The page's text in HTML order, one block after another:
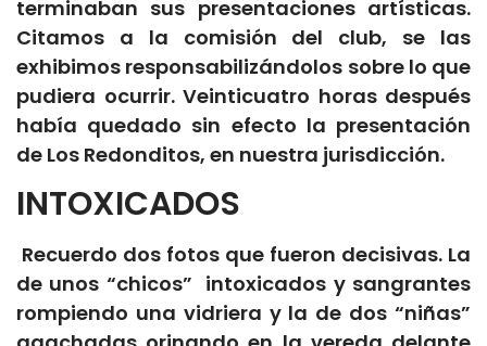
terminaban sus presentaciones artísticas.
Citamos a la comisión del club, se las
exhibimos responsabilizándolos sobre lo que
pudiera ocurrir. Veinticuatro horas después
había quedado sin efecto la presentación
de Los Redonditos, en nuestra jurisdicción.
INTOXICADOS
Recuerdo dos fotos que fueron decisivas. La
de unos “chicos” intoxicados y sangrantes
rompiendo una vidriera y la de dos “niñas”